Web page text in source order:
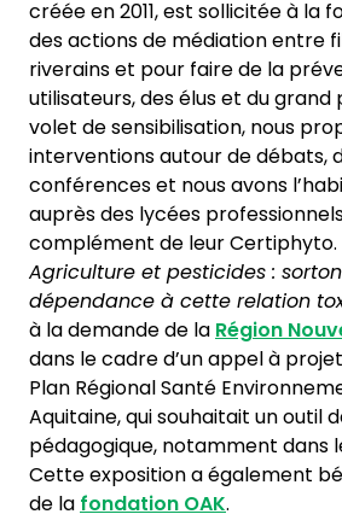
créée en 2011, est sollicitée à la
des actions de médiation entre
riverains et pour faire de la
utilisateurs, des élus et du grand
volet de sensibilisation, nous
interventions autour de débats,
conférences et nous avons
auprès des lycées
complément de leur Certiphyto.
Agriculture et pesticides :
dépendance à cette relation
à la demande de la Région
dans le cadre d’un appel à
Plan Régional Santé
Aquitaine, qui souhaitait un outil
pédagogique, notamment dans
Cette exposition a également
de la fondation OAK.